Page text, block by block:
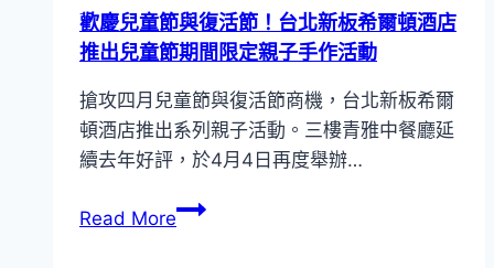
名
住
房
專
案
組
1,173
起！
台
北
板
歡慶兒童節與復活節！台北新板希爾頓酒店
推出兒童節期間限定親子手作活動
搶攻四月兒童節與復活節商機，台北新板希爾
頓酒店推出系列親子活動。三樓青雅中餐廳延
續去年好評，於4月4日再度舉辦…
Read More歡